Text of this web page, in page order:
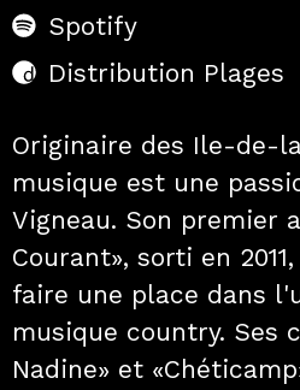
Spotify
Distribution Plages
Originaire des Ile-de-
musique est une
Vigneau. Son premier
Courant», sorti en
faire une place dans
musique country. Ses
Nadine» et